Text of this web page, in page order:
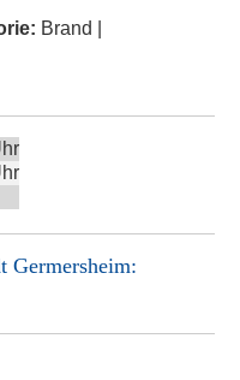
Brand |
Germersheim: